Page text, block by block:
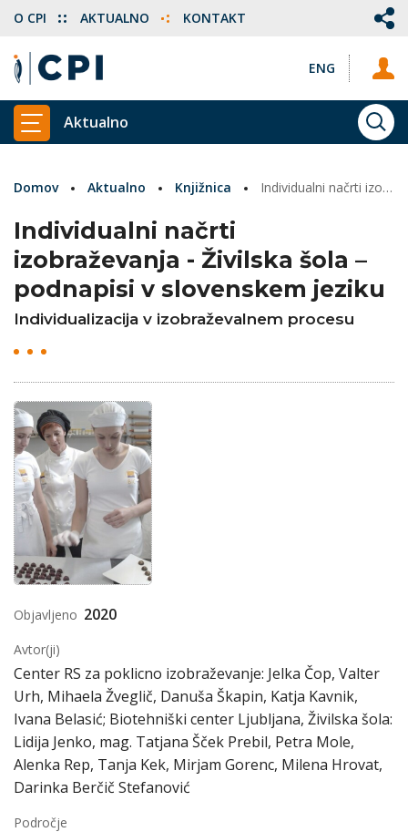
ENG
O CPI AKTUALNO KONTAKT
PRIKAŽI GLAVNI MENI
Aktualno
Domov Aktualno Knjižnica Individualni načrti izobraževanja - Živilska šola – podnapisi v slovenskem jeziku
Individualni načrti
izobraževanja - Živilska šola –
podnapisi v slovenskem jeziku
Individualizacija v izobraževalnem procesu
Objavljeno 2020
Avtor(ji)
Center RS za poklicno izobraževanje: Jelka Čop, Valter
Urh, Mihaela Žveglič, Danuša Škapin, Katja Kavnik,
Ivana Belasić; Biotehniški center Ljubljana, Živilska šola:
Lidija Jenko, mag. Tatjana Šček Prebil, Petra Mole,
Alenka Rep, Tanja Kek, Mirjam Gorenc, Milena Hrovat,
Darinka Berčič Stefanović
Področje